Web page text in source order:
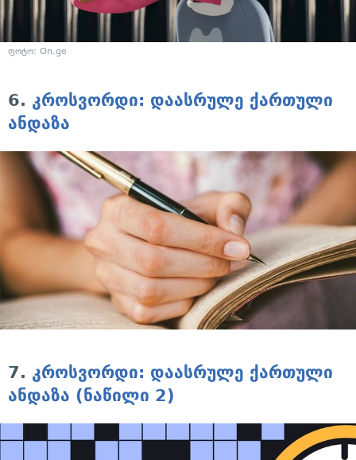
ფოტო: On.ge
6. კროსვორდი: დაასრულე ქართული
ანდაზა
7. კროსვორდი: დაასრულე ქართული
ანდაზა (ნაწილი 2)